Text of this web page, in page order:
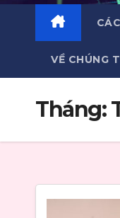
VỀ CHÚNG
Tháng: